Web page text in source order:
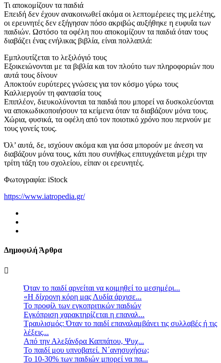
Τι αποκομίζουν τα παιδιά
Επειδή δεν έχουν ανακοινωθεί ακόμα οι λεπτομέρειες της μελέτης,
οι ερευνητές δεν εξήγησαν πόσο ακριβώς αυξήθηκε η ευφυΐα των
παιδιών. Ωστόσο τα οφέλη που αποκομίζουν τα παιδιά όταν τους
διαβάζει ένας ενήλικας βιβλία, είναι πολλαπλά:
Εμπλουτίζεται το λεξιλόγιό τους
Εξοικειώνονται με τα βιβλία και τον πλούτο των πληροφοριών που
αυτά τους δίνουν
Αποκτούν ευρύτερες γνώσεις για τον κόσμο γύρω τους
Καλλιεργούν τη φαντασία τους
Επιπλέον, διευκολύνονται τα παιδιά που μπορεί να δυσκολεύονται
να αποκωδικοποιήσουν τα κείμενα όταν τα διαβάζουν μόνα τους.
Χώρια, φυσικά, τα οφέλη από τον ποιοτικό χρόνο που περνούν με
τους γονείς τους.
Όλ’ αυτά, δε, ισχύουν ακόμα και για όσα μπορούν με άνεση να
διαβάζουν μόνα τους, κάτι που συνήθως επιτυγχάνεται μέχρι την
τρίτη τάξη του σχολείου, είπαν οι ερευνητές.
Φωτογραφία: iStock
https://www.iatropedia.gr/
Δημοφιλή Άρθρα
Όταν το παιδί αρνείται να κοιμηθεί το μεσημέρι...
«Η δίχρονη κόρη μας Λυδία άρχισε...
Το προφίλ των εγκοπριτικών παιδιών
Eγκόπριση χαρακτηρίζεται η επαναλ...
Τραυλισμός: Όταν το παιδί επαναλαμβάνει τις συλλαβές ή τις
λέξεις...
Από την Αλεξάνδρα Καππάτου, Ψυχ...
Το παιδί μου υπνοβατεί. Ν΄ανησυχήσω;
Το 10-30% των παιδιών μπορεί να πα...